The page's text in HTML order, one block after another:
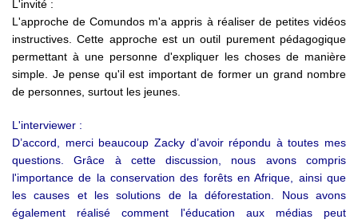
L'invité :
L'approche de Comundos m'a appris à réaliser de petites vidéos
instructives. Cette approche est un outil purement pédagogique
permettant à une personne d'expliquer les choses de manière
simple. Je pense qu'il est important de former un grand nombre
de personnes, surtout les jeunes.
L'interviewer :
D’accord, merci beaucoup Zacky d’avoir répondu à toutes mes
questions. Grâce à cette discussion, nous avons compris
l'importance de la conservation des forêts en Afrique, ainsi que
les causes et les solutions de la déforestation. Nous avons
également réalisé comment l'éducation aux médias peut